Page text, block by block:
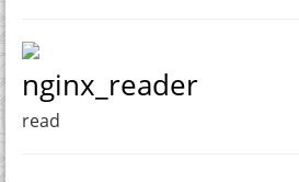
nginx_reader
read